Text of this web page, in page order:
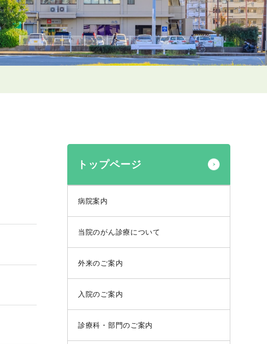
トップページ
病院案内
当院のがん診療について
外来のご案内
入院のご案内
診療科・部門のご案内